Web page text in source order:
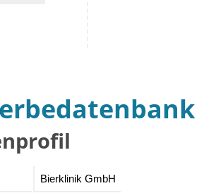
Bierklinik GmbH